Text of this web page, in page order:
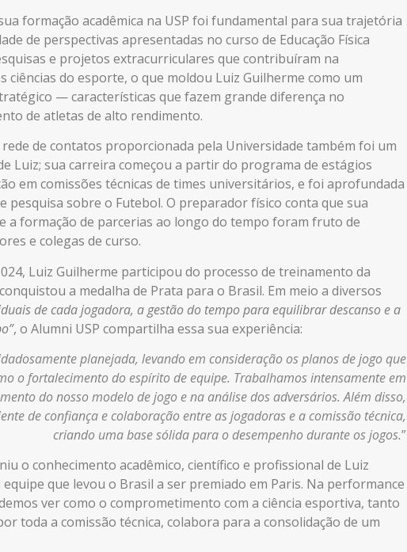
formação acadêmica na USP foi fundamental para sua trajetória
de perspectivas apresentadas no curso de Educação Física
e projetos extracurriculares que contribuíram na
ciências do esporte, o que moldou Luiz Guilherme como um
— características que fazem grande diferença no
de atletas de alto rendimento.
rede de contatos proporcionada pela Universidade também foi um
Luiz; sua carreira começou a partir do programa de estágios
em comissões técnicas de times universitários, e foi aprofundada
pesquisa sobre o Futebol. O preparador físico conta que sua
a formação de parcerias ao longo do tempo foram fruto de
e colegas de curso.
Luiz Guilherme participou do processo de treinamento da
a medalha de Prata para o Brasil. Em meio a diversos
de cada jogadora, a gestão do tempo para equilibrar descanso e a
, o Alumni USP compartilha essa sua experiência:
planejada, levando em consideração os planos de jogo que
o fortalecimento do espírito de equipe. Trabalhamos intensamente em
do nosso modelo de jogo e na análise dos adversários. Além disso,
de confiança e colaboração entre as jogadoras e a comissão técnica,
criando uma base sólida para o desempenho durante os jogos.”
o conhecimento acadêmico, científico e profissional de Luiz
que levou o Brasil a ser premiado em Paris. Na performance
ver como o comprometimento com a ciência esportiva, tanto
toda a comissão técnica, colabora para a consolidação de um